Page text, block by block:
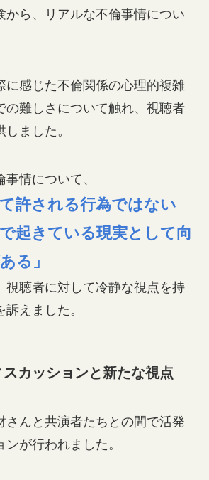
から、リアルな不倫事情につい
に感じた不倫関係の心理的複雑
の難しさについて触れ、視聴者
ました。
情について、
て許される行為ではない
起きている現実として向
る」
視聴者に対して冷静な視点を持
えました。
カッションと新たな視点
さんと共演者たちとの間で活発
が行われました。